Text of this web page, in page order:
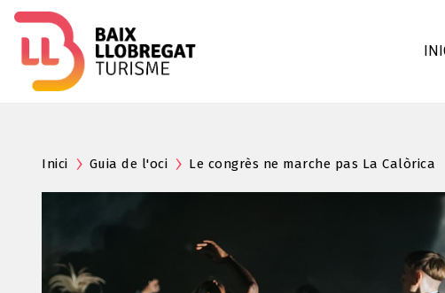
Inici Guia de l'oci Le congrès ne marche pas La Calòrica